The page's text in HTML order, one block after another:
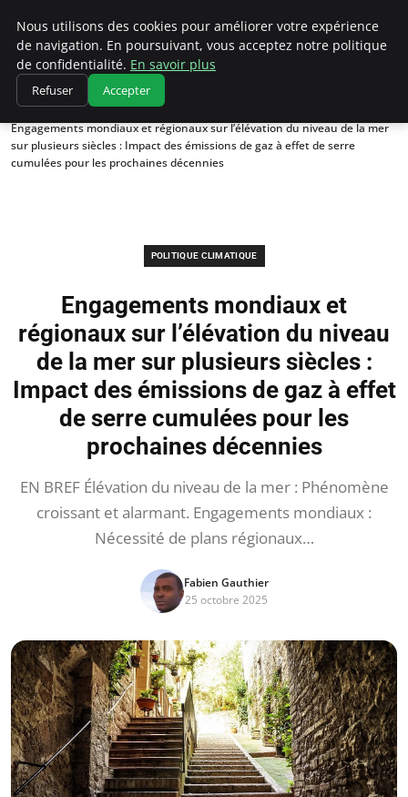
Climatedebtagents
Accueil
Politique climatique
Engagements mondiaux et régionaux sur l’élévation du niveau de la mer
sur plusieurs siècles : Impact des émissions de gaz à effet de serre
cumulées pour les prochaines décennies
POLITIQUE CLIMATIQUE
Engagements mondiaux et
régionaux sur l’élévation du niveau
de la mer sur plusieurs siècles :
Impact des émissions de gaz à effet
de serre cumulées pour les
prochaines décennies
EN BREF Élévation du niveau de la mer : Phénomène
croissant et alarmant. Engagements mondiaux :
Nécessité de plans régionaux…
Fabien Gauthier
25 octobre 2025
Nous utilisons des cookies pour améliorer votre expérience
de navigation. En poursuivant, vous acceptez notre politique
de confidentialité. En savoir plus
Refuser Accepter